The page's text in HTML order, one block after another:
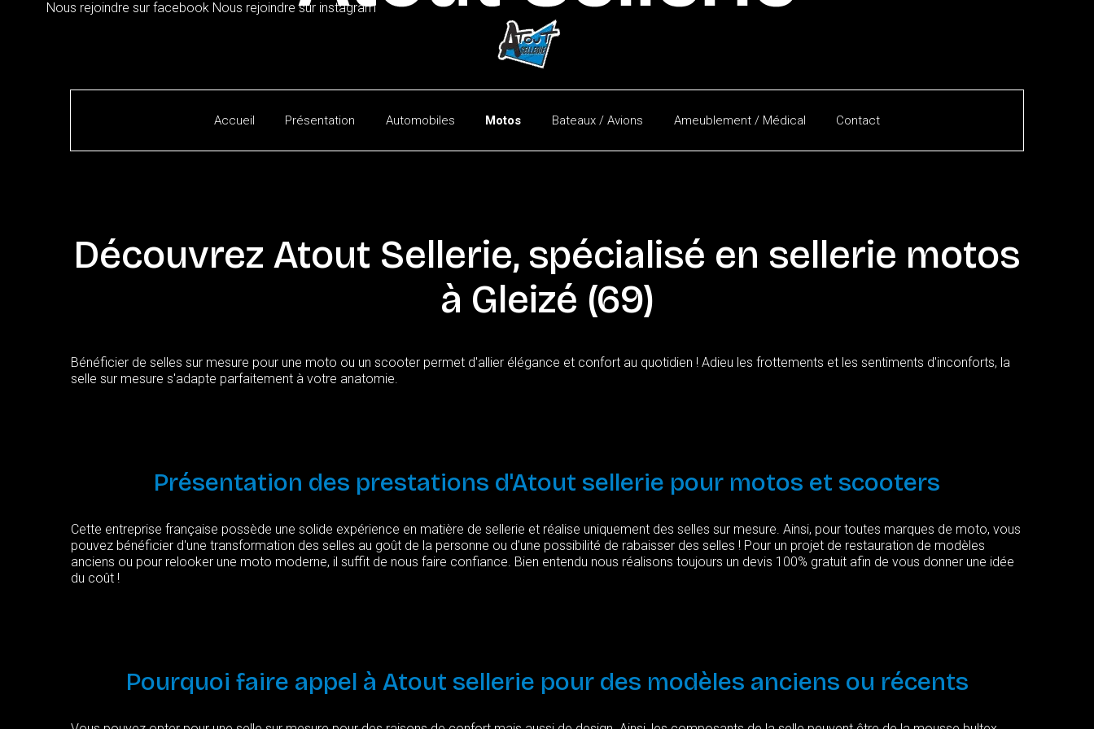
Nous rejoindre sur facebook Nous rejoindre sur instagram
Accueil Présentation Automobiles Motos Bateaux / Avions Ameublement / Médical Contact
Découvrez Atout Sellerie, spécialisé en sellerie motos
à Gleizé (69)
Bénéficier de selles sur mesure pour une moto ou un scooter permet d'allier élégance et confort au quotidien ! Adieu les frottements et les sentiments d'inconforts, la
selle sur mesure s'adapte parfaitement à votre anatomie.
Présentation des prestations d'Atout sellerie pour motos et scooters
Cette entreprise française possède une solide expérience en matière de sellerie et réalise uniquement des selles sur mesure. Ainsi, pour toutes marques de moto, vous
pouvez bénéficier d'une transformation des selles au goût de la personne ou d'une possibilité de rabaisser des selles ! Pour un projet de restauration de modèles
anciens ou pour relooker une moto moderne, il suffit de nous faire confiance. Bien entendu nous réalisons toujours un devis 100% gratuit afin de vous donner une idée
du coût !
Pourquoi faire appel à Atout sellerie pour des modèles anciens ou récents